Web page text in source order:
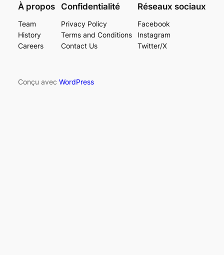
À propos
Team
History
Careers
Confidentialité
Privacy Policy
Terms and Conditions
Contact Us
Réseaux sociaux
Facebook
Instagram
Twitter/X
Conçu avec WordPress